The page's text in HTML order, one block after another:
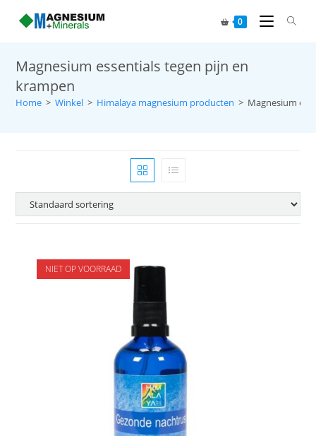
0
Magnesium essentials tegen pijn en
krampen
Home > Winkel > Himalaya magnesium producten > Magnesium
NIET OP VOORRAAD